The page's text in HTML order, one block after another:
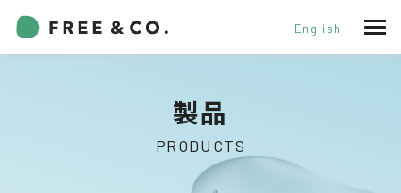
English
製品
PRODUCTS